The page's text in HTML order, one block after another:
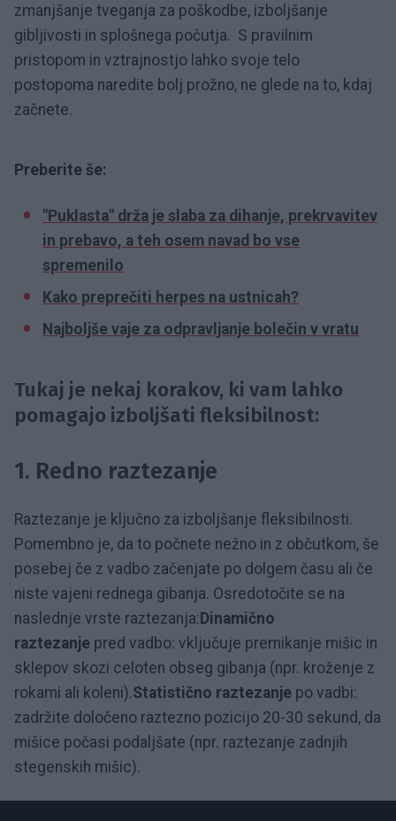
zmanjšanje tveganja za poškodbe, izboljšanje
gibljivosti in splošnega počutja. S pravilnim
pristopom in vztrajnostjo lahko svoje telo
postopoma naredite bolj prožno, ne glede na to, kdaj
začnete.
Preberite še:
"Puklasta" drža je slaba za dihanje, prekrvavitev
in prebavo, a teh osem navad bo vse
spremenilo
Kako preprečiti herpes na ustnicah?
Najboljše vaje za odpravljanje bolečin v vratu
Tukaj je nekaj korakov, ki vam lahko
pomagajo izboljšati fleksibilnost:
1. Redno raztezanje
Raztezanje je ključno za izboljšanje fleksibilnosti.
Pomembno je, da to počnete nežno in z občutkom, še
posebej če z vadbo začenjate po dolgem času ali če
niste vajeni rednega gibanja. Osredotočite se na
naslednje vrste raztezanja:Dinamično
raztezanje pred vadbo: vključuje premikanje mišic in
sklepov skozi celoten obseg gibanja (npr. kroženje z
rokami ali koleni).Statistično raztezanje po vadbi:
zadržite določeno raztezno pozicijo 20-30 sekund, da
mišice počasi podaljšate (npr. raztezanje zadnjih
stegenskih mišic).